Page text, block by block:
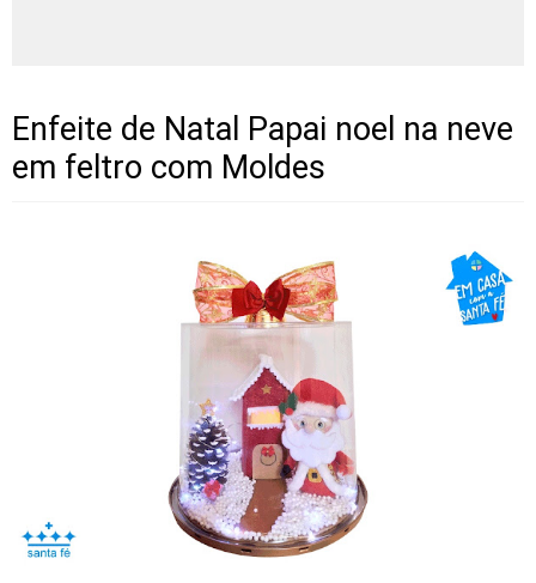
Enfeite de Natal Papai noel na neve
em feltro com Moldes